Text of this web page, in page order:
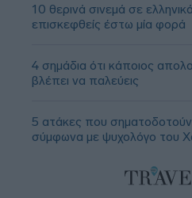
10 θερινά σινεμά σε
επισκεφθείς έστω μία φορά
4 σημάδια ότι κάποιος
βλέπει να παλεύεις
5 ατάκες που
σύμφωνα με ψυχολόγο του